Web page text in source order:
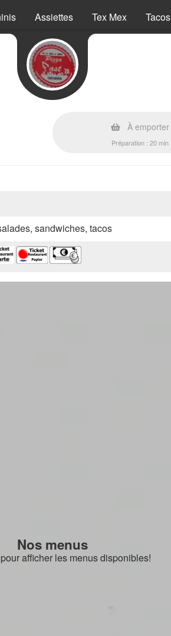
Assiettes Tex Mex Tacos
À emporter
Préparation : 20 min
sandwiches, tacos
Nos menus
afficher les menus disponibles!